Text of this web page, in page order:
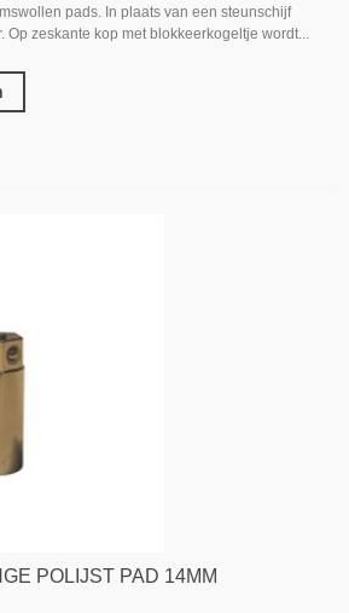
pads. In plaats van een steunschijf
Op zeskante kop met blokkeerkogeltje wordt...
POLIJST PAD 14MM